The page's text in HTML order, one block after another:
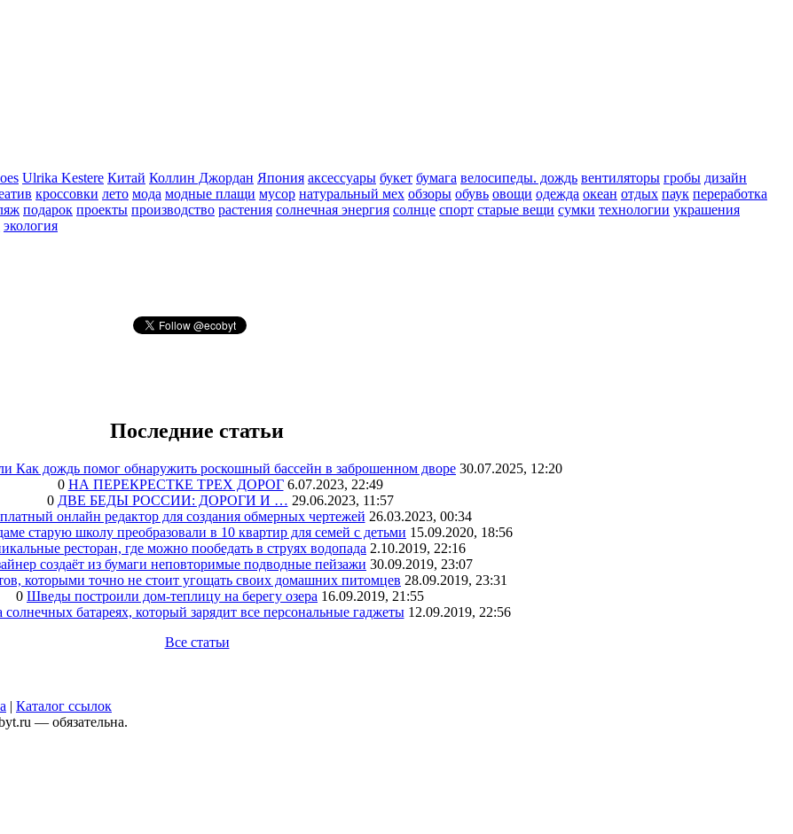
Ulrika Kestere Китай Коллин Джордан Япония аксессуары букет бумага велосипеды. дождь вентиляторы гробы дизайн
кроссовки лето мода модные плащи мусор натуральный мех обзоры обувь овощи одежда океан отдых паук переработка
подарок проекты производство растения солнечная энергия солнце спорт старые вещи сумки технологии украшения
экология
Последние статьи
Как дождь помог обнаружить роскошный бассейн в заброшенном дворе 30.07.2025, 12:20
0 НА ПЕРЕКРЕСТКЕ ТРЕХ ДОРОГ 6.07.2023, 22:49
0 ДВЕ БЕДЫ РОССИИ: ДОРОГИ И … 29.06.2023, 11:57
онлайн редактор для создания обмерных чертежей 26.03.2023, 00:34
старую школу преобразовали в 10 квартир для семей с детьми 15.09.2020, 18:56
ресторан, где можно пообедать в струях водопада 2.10.2019, 22:16
создаёт из бумаги неповторимые подводные пейзажи 30.09.2019, 23:07
которыми точно не стоит угощать своих домашних питомцев 28.09.2019, 23:31
0 Шведы построили дом-теплицу на берегу озера 16.09.2019, 21:55
солнечных батареях, который зарядит все персональные гаджеты 12.09.2019, 22:56
Все статьи
| Каталог ссылок
— обязательна.